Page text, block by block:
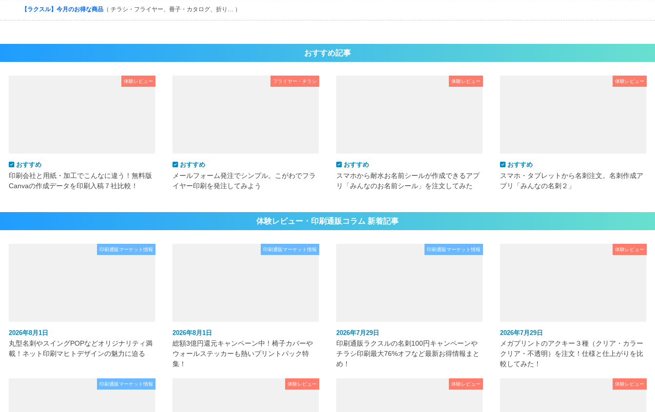
【ラクスル】今月のお得な商品 （ チラシ・フライヤー、冊子・カタログ、折り… ）
おすすめ記事
体験レビュー
おすすめ
印刷会社と用紙・加工でこんなに違う！無料版
Canvaの作成データを印刷入稿７社比較！
フライヤー・チラシ
おすすめ
メールフォーム発注でシンプル。こがわでフラ
イヤー印刷を発注してみよう
体験レビュー
おすすめ
スマホから耐水お名前シールが作成できるアプ
リ「みんなのお名前シール」を注文してみた
体験レビュー
おすすめ
スマホ・タブレットから名刺注文。名刺作成ア
プリ「みんなの名刺２」
体験レビュー・印刷通販コラム 新着記事
印刷通販マーケット情報
2026年8月1日
丸型名刺やスイングPOPなどオリジナリティ満
載！ネット印刷マヒトデザインの魅力に迫る
印刷通販マーケット情報
2026年8月1日
総額3億円還元キャンペーン中！椅子カバーや
ウォールステッカーも熱いプリントパック特
集！
印刷通販マーケット情報
2026年7月29日
印刷通販ラクスルの名刺100円キャンペーンや
チラシ印刷最大76%オフなど最新お得情報まと
め！
体験レビュー
2026年7月29日
メガプリントのアクキー３種（クリア・カラー
クリア・不透明）を注文！仕様と仕上がりを比
較してみた！
印刷通販マーケット情報 体験レビュー 体験レビュー 体験レビュー